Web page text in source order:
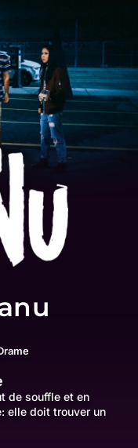
de souffle et en
elle doit trouver un